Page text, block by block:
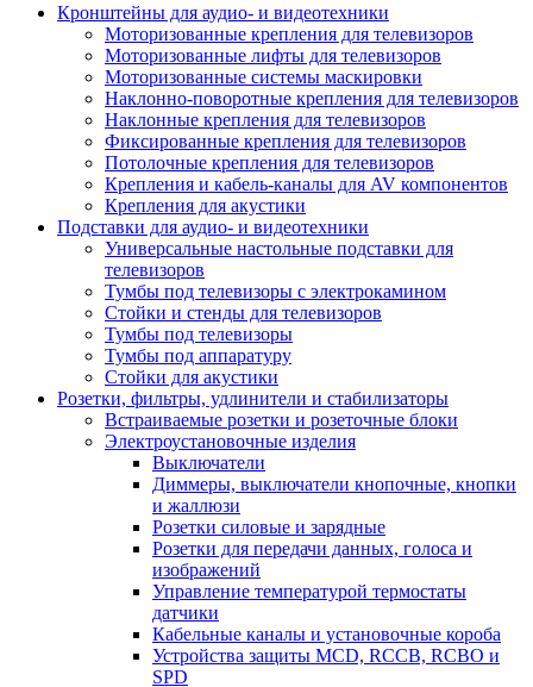
Кронштейны для аудио- и видеотехники
Моторизованные крепления для телевизоров
Моторизованные лифты для телевизоров
Моторизованные системы маскировки
Наклонно-поворотные крепления для телевизоров
Наклонные крепления для телевизоров
Фиксированные крепления для телевизоров
Потолочные крепления для телевизоров
Крепления и кабель-каналы для AV компонентов
Крепления для акустики
Подставки для аудио- и видеотехники
Универсальные настольные подставки для
телевизоров
Тумбы под телевизоры с электрокамином
Стойки и стенды для телевизоров
Тумбы под телевизоры
Тумбы под аппаратуру
Стойки для акустики
Розетки, фильтры, удлинители и стабилизаторы
Встраиваемые розетки и розеточные блоки
Электроустановочные изделия
Выключатели
Диммеры, выключатели кнопочные, кнопки
и жаллюзи
Розетки силовые и зарядные
Розетки для передачи данных, голоса и
изображений
Управление температурой термостаты
датчики
Кабельные каналы и установочные короба
Устройства защиты MCD, RCCB, RCBO и
SPD